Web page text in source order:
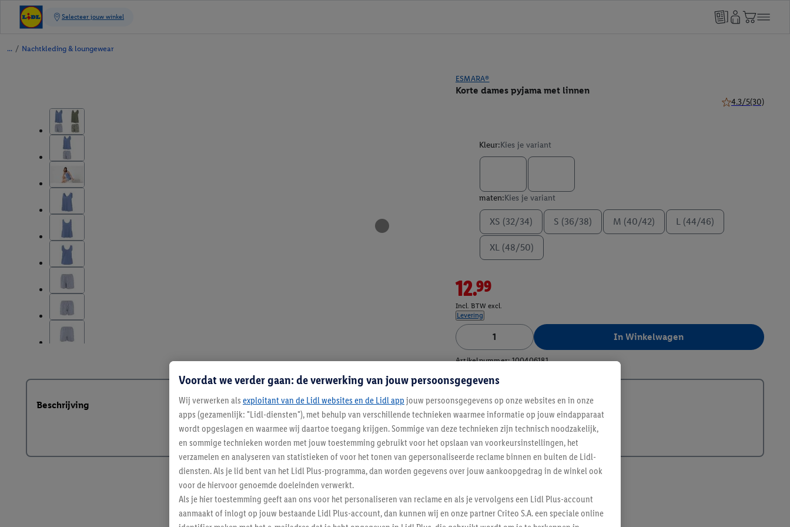
/ Nachtkleding & loungewear
ESMARA®
Korte dames pyjama met linnen
4.3/5(30)
Kleur:Kies je variant
maten:Kies je variant
XS (32/34) S (36/38) M (40/42) L (44/46)
XL (48/50)
12.99
Incl. BTW excl.
Levering
In Winkelwagen
Artikelnummer: 100406181
Beschrijving
Voordat we verder gaan: de verwerking van jouw persoonsgegevens
Wij verwerken als exploitant van de Lidl websites en de Lidl app jouw persoonsgegevens op onze websites en in onze
apps (gezamenlijk: "Lidl-diensten"), met behulp van verschillende technieken waarmee informatie op jouw eindapparaat
wordt opgeslagen en waarmee wij daartoe toegang krijgen. Sommige van deze technieken zijn technisch noodzakelijk,
en sommige technieken worden met jouw toestemming gebruikt voor het opslaan van voorkeursinstellingen, het
verzamelen en analyseren van statistieken of voor het tonen van gepersonaliseerde reclame binnen en buiten de Lidl-
diensten. Als je lid bent van het Lidl Plus-programma, dan worden gegevens over jouw aankoopgedrag in de winkel ook
voor de hiervoor genoemde doeleinden verwerkt.
Als je hier toestemming geeft aan ons voor het personaliseren van reclame en als je vervolgens een Lidl Plus-account
aanmaakt of inlogt op jouw bestaande Lidl Plus-account, dan kunnen wij en onze partner Criteo S.A. een speciale online